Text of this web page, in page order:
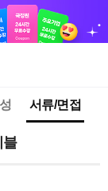
서류/면접
블